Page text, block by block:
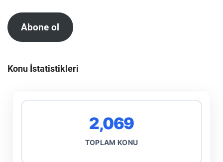
Abone ol
Konu İstatistikleri
2,069
TOPLAM KONU